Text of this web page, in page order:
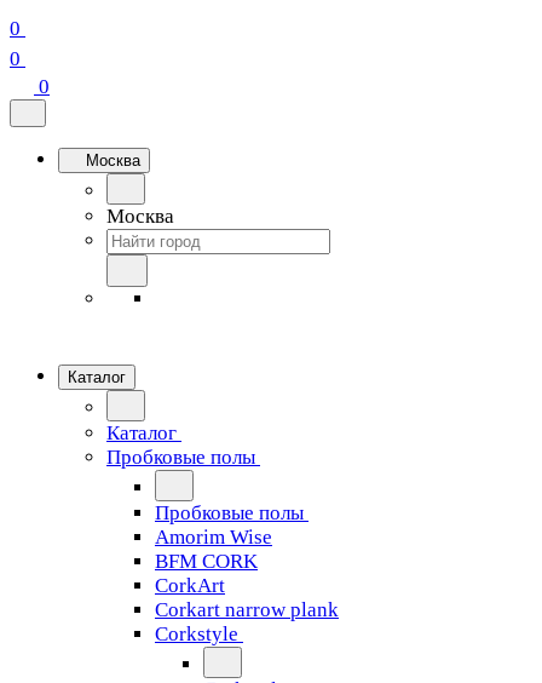
0
0
0
Москва
Москва
Каталог
Каталог
Пробковые полы
Пробковые полы
Amorim Wise
BFM CORK
CorkArt
Corkart narrow plank
Corkstyle